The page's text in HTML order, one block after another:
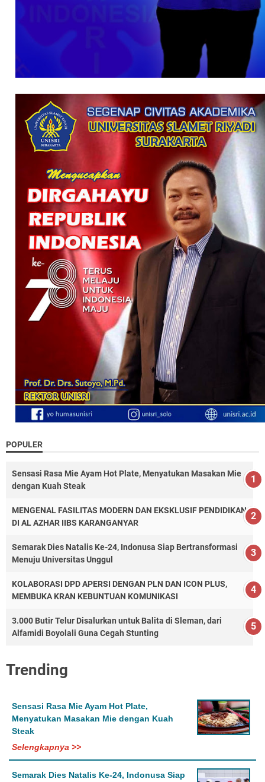
POPULER
Sensasi Rasa Mie Ayam Hot Plate, Menyatukan Masakan Mie
dengan Kuah Steak
MENGENAL FASILITAS MODERN DAN EKSKLUSIF PENDIDIKAN
DI AL AZHAR IIBS KARANGANYAR
Semarak Dies Natalis Ke-24, Indonusa Siap Bertransformasi
Menuju Universitas Unggul
KOLABORASI DPD APERSI DENGAN PLN DAN ICON PLUS,
MEMBUKA KRAN KEBUNTUAN KOMUNIKASI
3.000 Butir Telur Disalurkan untuk Balita di Sleman, dari
Alfamidi Boyolali Guna Cegah Stunting
Trending
Sensasi Rasa Mie Ayam Hot Plate,
Menyatukan Masakan Mie dengan Kuah
Steak
Selengkapnya >>
Semarak Dies Natalis Ke-24, Indonusa Siap